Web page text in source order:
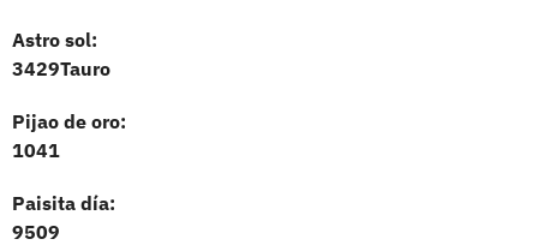
Astro sol:
3429Tauro
Pijao de oro:
1041
Paisita día:
9509